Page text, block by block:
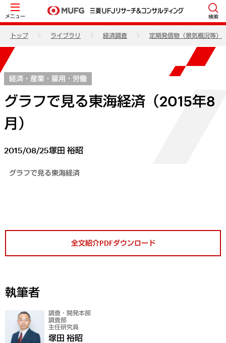
メニュー 検索
トップ ライブラリ 経済調査 定期発信物（景気概況等）
経済・産業・雇用・労働
グラフで見る東海経済（2015年8
月）
2015/08/25塚田 裕昭
グラフで見る東海経済
全文紹介PDFダウンロード
執筆者
調査・開発本部
調査部
主任研究員
塚田 裕昭